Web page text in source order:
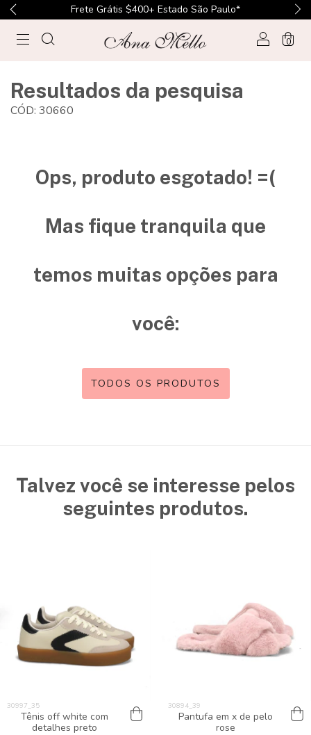
Frete Grátis $400+ Estado São Paulo*
0
Resultados da pesquisa
CÓD: 30660
Ops, produto esgotado! =(
Mas fique tranquila que
temos muitas opções para
você:
TODOS OS PRODUTOS
Talvez você se interesse pelos
seguintes produtos.
Tênis off white com
detalhes preto
Pantufa em x de pelo
rose